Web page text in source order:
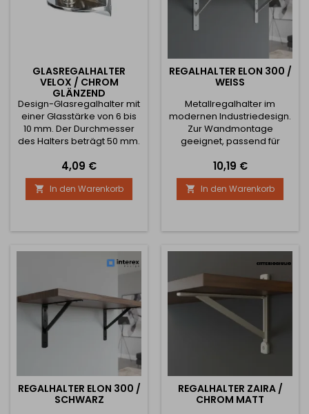
GLASREGALHALTER
VELOX / CHROM
GLÄNZEND
Design-Glasregalhalter mit
einer Glasstärke von 6 bis
10 mm. Der Durchmesser
des Halters beträgt 50 mm.
Befestigungsmaterial ist in
der Verpackung enthalten.
Der Preis ist für ein Stück.
Preis
4,09 €
 In den Warenkorb
REGALHALTER ELON 300 /
WEISS
Metallregalhalter im
modernen Industriedesign.
Zur Wandmontage
geeignet, passend für
Robuste Konstruktion mit
schräger Verstrebung
sorgt für hohe Festigkeit
und Stabilität. Armlänge:
mm Profilbreite: 30 mm
weiß Material: Metall
Montagematerial: nicht im
Lieferumfang...
Preis
10,19 €
 In den Warenkorb
REGALHALTER ELON 300 /
SCHWARZ
REGALHALTER ZAIRA /
CHROM MATT